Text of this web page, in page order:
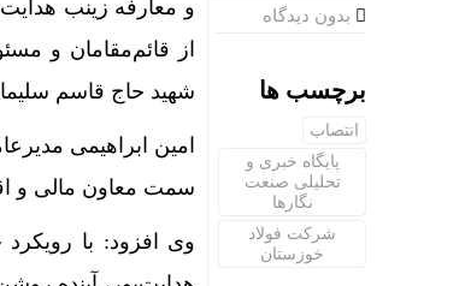
بدون دیدگاه
برچسب ها
انتصاب
پایگاه خبری و
تحلیلی صنعت
نگارها
شرکت فولاد
خوزستان
و معارفه زینب
شهید حاج قاسم
امین ابراهیمی
سمت معاون مالی و
وی افزود: با